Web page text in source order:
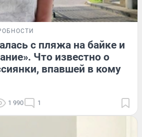
с пляжа на байке и
Что известно о
впавшей в кому
1 990 1